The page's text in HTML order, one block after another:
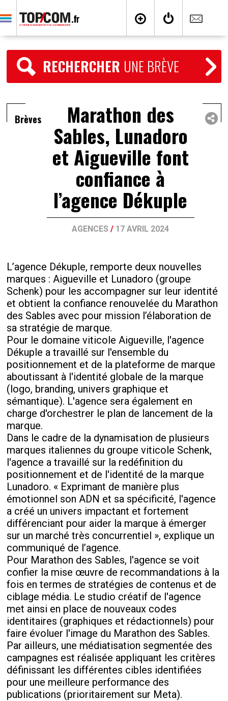
RECHERCHER UNE BRÈVE
Brèves Marathon des
Sables, Lunadoro
et Aigueville font
confiance à
l’agence Dékuple
AGENCES / 17 AVRIL 2024
L’agence Dékuple, remporte deux nouvelles
marques : Aigueville et Lunadoro (groupe
Schenk) pour les accompagner sur leur identité
et obtient la confiance renouvelée du Marathon
des Sables avec pour mission l’élaboration de
sa stratégie de marque.
Pour le domaine viticole Aigueville, l'agence
Dékuple a travaillé sur l'ensemble du
positionnement et de la plateforme de marque
aboutissant à l'identité globale de la marque
(logo, branding, univers graphique et
sémantique). L'agence sera également en
charge d'orchestrer le plan de lancement de la
marque.
Dans le cadre de la dynamisation de plusieurs
marques italiennes du groupe viticole Schenk,
l'agence a travaillé sur la redéfinition du
positionnement et de l'identité de la marque
Lunadoro. « Exprimant de manière plus
émotionnel son ADN et sa spécificité, l'agence
a créé un univers impactant et fortement
différenciant pour aider la marque à émerger
sur un marché très concurrentiel », explique un
communiqué de l’agence.
Pour Marathon des Sables, l'agence se voit
confier la mise œuvre de recommandations à la
fois en termes de stratégies de contenus et de
ciblage média. Le studio créatif de l'agence
met ainsi en place de nouveaux codes
identitaires (graphiques et rédactionnels) pour
faire évoluer l'image du Marathon des Sables.
Par ailleurs, une médiatisation segmentée des
campagnes est réalisée appliquant les critères
définissant les différentes cibles identifiées
pour une meilleure performance des
publications (prioritairement sur Meta).